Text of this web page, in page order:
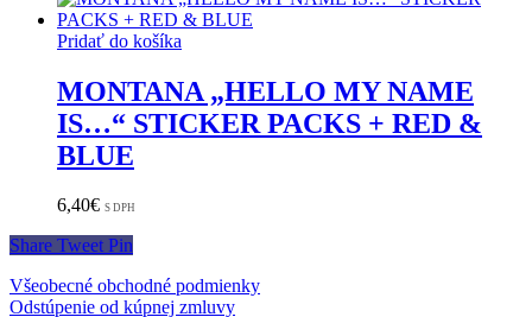
Pridať do košíka
MONTANA „HELLO MY NAME
IS…“ STICKER PACKS + RED &
BLUE
6,40€ S DPH
Share Tweet Pin
Všeobecné obchodné podmienky
Odstúpenie od kúpnej zmluvy